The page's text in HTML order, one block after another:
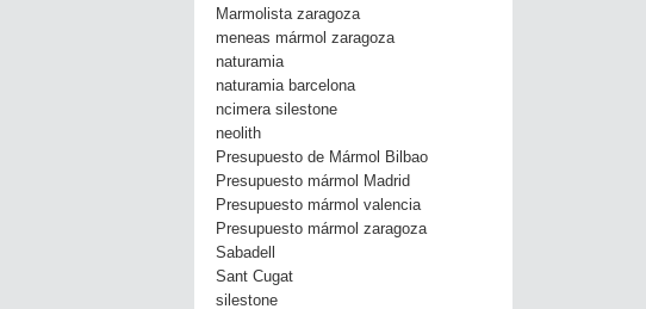
Marmolista zaragoza
meneas mármol zaragoza
naturamia
naturamia barcelona
ncimera silestone
neolith
Presupuesto de Mármol Bilbao
Presupuesto mármol Madrid
Presupuesto mármol valencia
Presupuesto mármol zaragoza
Sabadell
Sant Cugat
silestone